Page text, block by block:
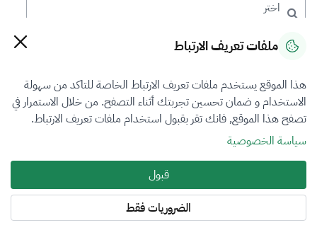
رقم الترخيص
التصنيف
الكل
فرع التقييم
ملفات تعريف الارتباط
هذا الموقع يستخدم ملفات تعريف الارتباط الخاصة للتاكد من سهولة
الاستخدام و ضمان تحسين تجربتك أثناء التصفح. من خلال الاستمرار في
تصفح هذا الموقع, فانك تقر بقبول استخدام ملفات تعريف الارتباط.
سياسة الخصوصية
قبول
الضروريات فقط